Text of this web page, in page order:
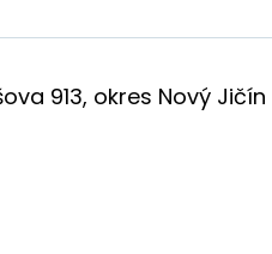
913, okres Nový Jičín